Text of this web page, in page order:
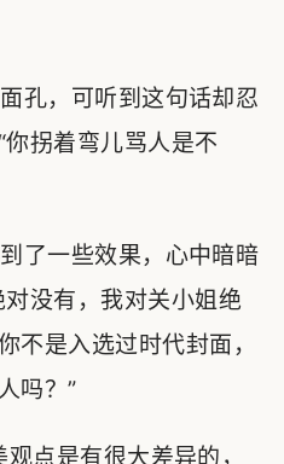
孔，可听到这句话却忍
拐着弯儿骂人是不
了一些效果，心中暗暗
没有，我对关小姐绝
不是入选过时代封面，
吗？”
点是有很大差异的，